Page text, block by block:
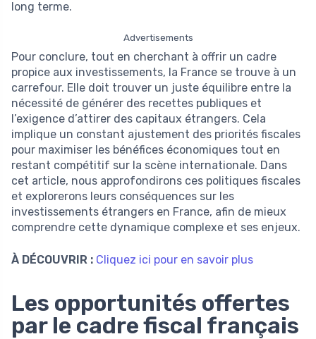
long terme.
Advertisements
Pour conclure, tout en cherchant à offrir un cadre
propice aux investissements, la France se trouve à un
carrefour. Elle doit trouver un juste équilibre entre la
nécessité de générer des recettes publiques et
l’exigence d’attirer des capitaux étrangers. Cela
implique un constant ajustement des priorités fiscales
pour maximiser les bénéfices économiques tout en
restant compétitif sur la scène internationale. Dans
cet article, nous approfondirons ces politiques fiscales
et explorerons leurs conséquences sur les
investissements étrangers en France, afin de mieux
comprendre cette dynamique complexe et ses enjeux.
À DÉCOUVRIR : Cliquez ici pour en savoir plus
Les opportunités offertes
par le cadre fiscal français